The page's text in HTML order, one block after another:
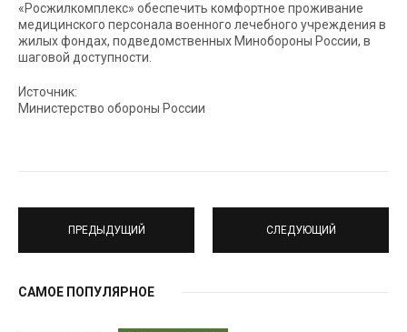
«Росжилкомплекс» обеспечить комфортное проживание
медицинского персонала военного лечебного учреждения в
жилых фондах, подведомственных Минобороны России, в
шаговой доступности.
Источник:
Министерство обороны России
ПРЕДЫДУЩИЙ СЛЕДУЮЩИЙ
САМОЕ ПОПУЛЯРНОЕ